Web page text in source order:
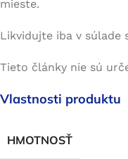
mieste.
Likvidujte iba v súlade
Tieto články nie sú
Vlastnosti produktu
HMOTNOSŤ